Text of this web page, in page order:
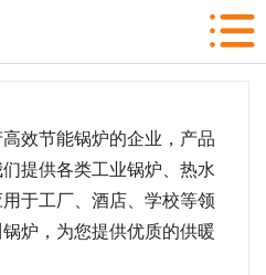
效节能锅炉的企业，产品
提供各类工业锅炉、热水
于工厂、酒店、学校等领
炉，为您提供优质的供暖